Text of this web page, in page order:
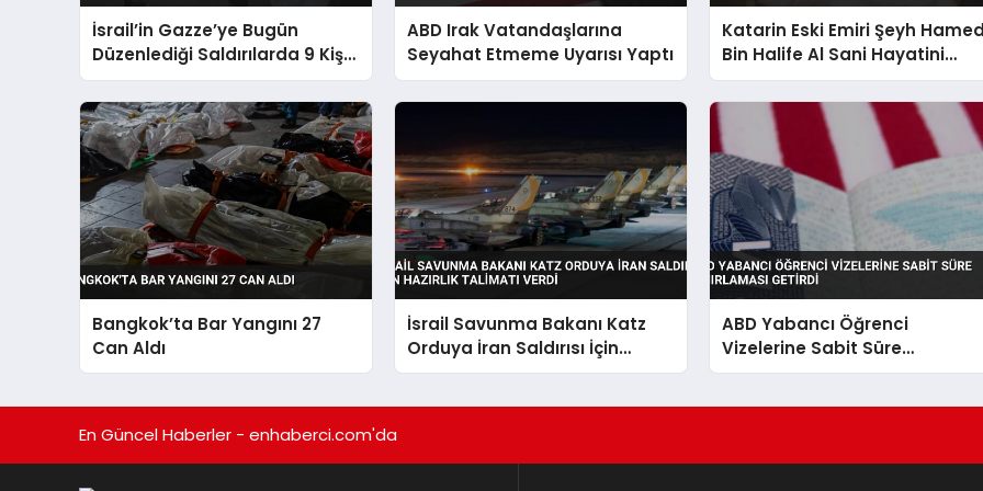
İsrail’in Gazze’ye Bugün
Düzenlediği Saldırılarda 9 Kişi
Hayatını Kaybetti
ABD Irak Vatandaşlarına
Seyahat Etmeme Uyarısı Yaptı
Katarin Eski Emiri Şeyh
Bin Halife Al Sani Hayatini
Kaybetti
Bangkok’ta Bar Yangını 27
Can Aldı
İsrail Savunma Bakanı Katz
Orduya İran Saldırısı İçin
Hazırlık Talimatı Verdi
ABD Yabancı Öğrenci
Vizelerine Sabit Süre
Sınırlaması Getirdi
En Güncel Haberler - enhaberci.com'da